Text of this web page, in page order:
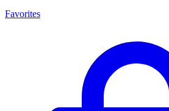
Favorites